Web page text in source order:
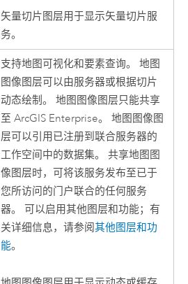
矢量切片图层用于显示矢量切片服
务。
支持地图可视化和要素查询。 地图
图像图层可以由服务器或根据切片
动态绘制。 地图图像图层只能共享
至ArcGIS Enterprise。 地图图像图
层可以引用已注册到联合服务器的
工作空间中的数据集。 共享地图图
像图层时，可将该服务发布至已于
您所访问的门户联合的任何服务
器。 可以启用其他图层和功能；有
关详细信息，请参阅其他图层和功
能。